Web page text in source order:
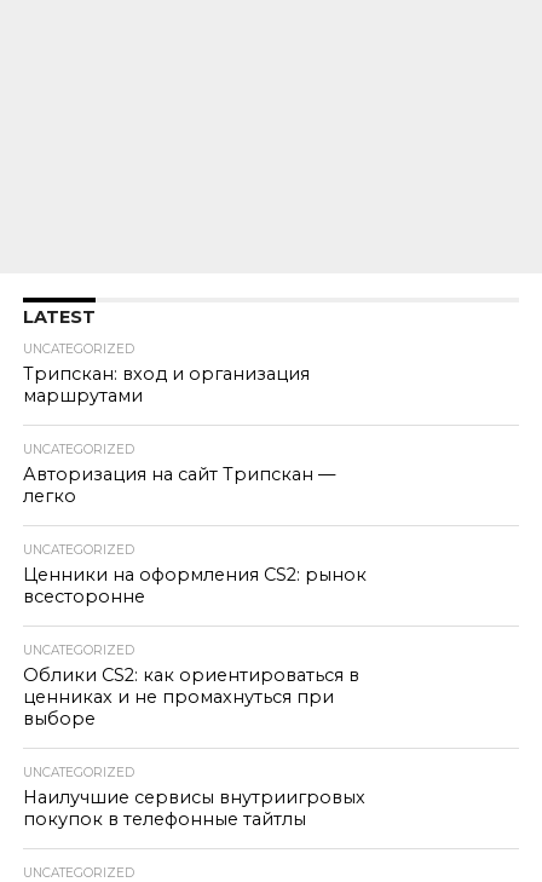
LATEST
UNCATEGORIZED
Трипскан: вход и организация
маршрутами
UNCATEGORIZED
Авторизация на сайт Трипскан —
легко
UNCATEGORIZED
Ценники на оформления CS2: рынок
всесторонне
UNCATEGORIZED
Облики CS2: как ориентироваться в
ценниках и не промахнуться при
выборе
UNCATEGORIZED
Наилучшие сервисы внутриигровых
покупок в телефонные тайтлы
UNCATEGORIZED